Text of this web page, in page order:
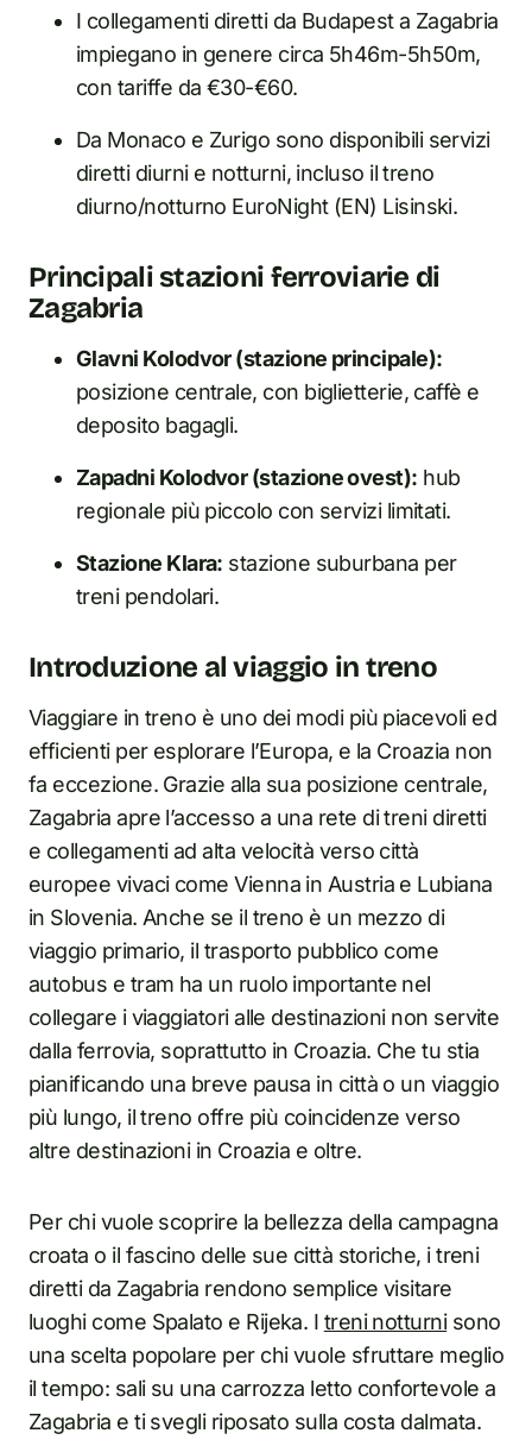
I collegamenti diretti da Budapest a Zagabria
impiegano in genere circa 5h46m-5h50m,
con tariffe da €30-€60.
Da Monaco e Zurigo sono disponibili servizi
diretti diurni e notturni, incluso il treno
diurno/notturno EuroNight (EN) Lisinski.
Principali stazioni ferroviarie di
Zagabria
Glavni Kolodvor (stazione principale):
posizione centrale, con biglietterie, caffè e
deposito bagagli.
Zapadni Kolodvor (stazione ovest): hub
regionale più piccolo con servizi limitati.
Stazione Klara: stazione suburbana per
treni pendolari.
Introduzione al viaggio in treno
Viaggiare in treno è uno dei modi più piacevoli ed
efficienti per esplorare l’Europa, e la Croazia non
fa eccezione. Grazie alla sua posizione centrale,
Zagabria apre l’accesso a una rete di treni diretti
e collegamenti ad alta velocità verso città
europee vivaci come Vienna in Austria e Lubiana
in Slovenia. Anche se il treno è un mezzo di
viaggio primario, il trasporto pubblico come
autobus e tram ha un ruolo importante nel
collegare i viaggiatori alle destinazioni non servite
dalla ferrovia, soprattutto in Croazia. Che tu stia
pianificando una breve pausa in città o un viaggio
più lungo, il treno offre più coincidenze verso
altre destinazioni in Croazia e oltre.
Per chi vuole scoprire la bellezza della campagna
croata o il fascino delle sue città storiche, i treni
diretti da Zagabria rendono semplice visitare
luoghi come Spalato e Rijeka. I treni notturnisono
una scelta popolare per chi vuole sfruttare meglio
il tempo: sali su una carrozza letto confortevole a
Zagabria e ti svegli riposato sulla costa dalmata.